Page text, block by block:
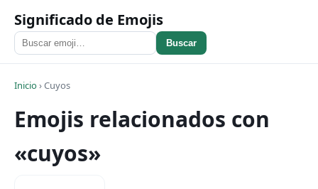
Significado de Emojis
Buscar
Inicio›Cuyos
Emojis relacionados con
«cuyos»